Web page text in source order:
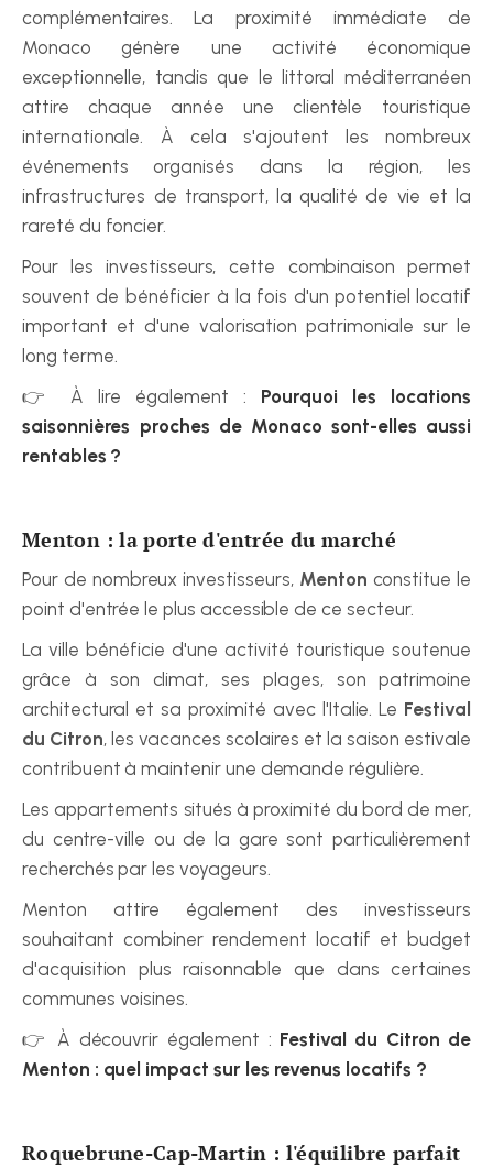
complémentaires. La proximité immédiate de
Monaco génère une activité économique
exceptionnelle, tandis que le littoral méditerranéen
attire chaque année une clientèle touristique
internationale. À cela s'ajoutent les nombreux
événements organisés dans la région, les
infrastructures de transport, la qualité de vie et la
rareté du foncier.
Pour les investisseurs, cette combinaison permet
souvent de bénéficier à la fois d'un potentiel locatif
important et d'une valorisation patrimoniale sur le
long terme.
👉 À lire également : Pourquoi les locations
saisonnières proches de Monaco sont-elles aussi
rentables ?
Menton : la porte d'entrée du marché
Pour de nombreux investisseurs, Menton constitue le
point d'entrée le plus accessible de ce secteur.
La ville bénéficie d'une activité touristique soutenue
grâce à son climat, ses plages, son patrimoine
architectural et sa proximité avec l'Italie. Le Festival
du Citron, les vacances scolaires et la saison estivale
contribuent à maintenir une demande régulière.
Les appartements situés à proximité du bord de mer,
du centre-ville ou de la gare sont particulièrement
recherchés par les voyageurs.
Menton attire également des investisseurs
souhaitant combiner rendement locatif et budget
d'acquisition plus raisonnable que dans certaines
communes voisines.
👉 À découvrir également : Festival du Citron de
Menton : quel impact sur les revenus locatifs ?
Roquebrune-Cap-Martin : l'équilibre parfait